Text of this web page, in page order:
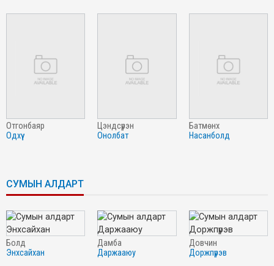
отгонбаяр
одхүү
цэндсүрэн
онолбат
батмөнх
насанболд
СУМЫН АЛДАРТ
болд
энхсайхан
дамба
даржааюу
довчин
доржпүрэв